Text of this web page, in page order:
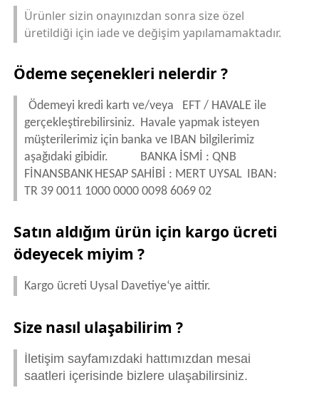
Ürünler sizin onayınızdan sonra size özel
üretildiği için iade ve değişim yapılamamaktadır.
Ödeme seçenekleri nelerdir ?
Ödemeyi kredi kartı ve/veya EFT / HAVALE ile
gerçekleştirebilirsiniz. Havale yapmak isteyen
müşterilerimiz için banka ve IBAN bilgilerimiz
aşağıdaki gibidir.
BANKA İSMİ : QNB
FİNANSBANK HESAP SAHİBİ : MERT UYSAL IBAN:
TR 39 0011 1000 0000 0098 6069 02
Satın aldığım ürün için kargo ücreti
ödeyecek miyim ?
Kargo ücreti Uysal Davetiye‘ye aittir.
Size nasıl ulaşabilirim ?
İletişim sayfamızdaki hattımızdan mesai
saatleri içerisinde bizlere ulaşabilirsiniz.